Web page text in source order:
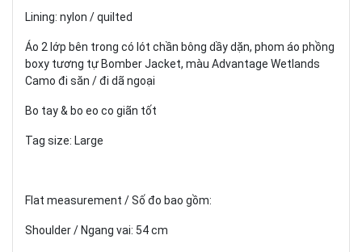
Lining: nylon / quilted
Áo 2 lớp bên trong có lót chần bông dầy dặn, phom áo phồng
boxy tương tự Bomber Jacket, màu Advantage Wetlands
Camo đi săn / đi dã ngoại
Bo tay & bo eo co giãn tốt
Tag size: Large
Flat measurement / Số đo bao gồm:
Shoulder / Ngang vai: 54 cm